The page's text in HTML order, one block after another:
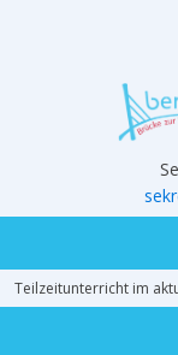
Teilzeitunterricht im